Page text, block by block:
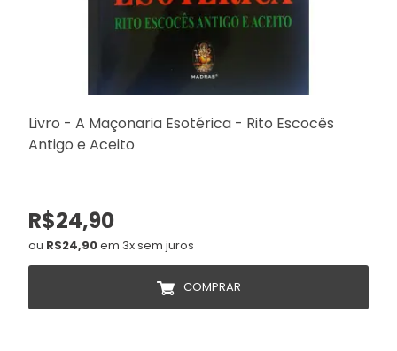
Livro - A Maçonaria Esotérica - Rito Escocês
Antigo e Aceito
R$24,90
ou R$24,90em 3x sem juros
COMPRAR